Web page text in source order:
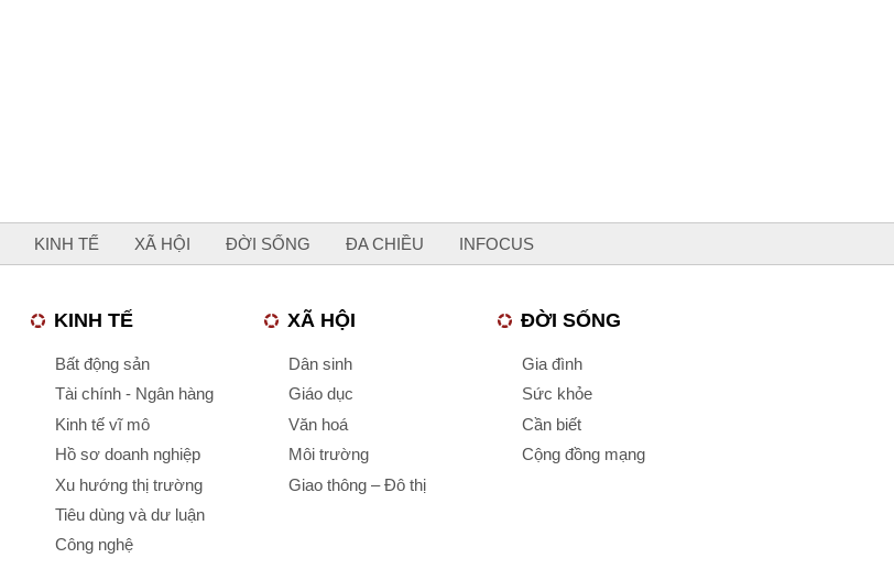
KINH TẾ XÃ HỘI ĐỜI SỐNG ĐA CHIỀU INFOCUS
KINH TẾ
Bất động sản
Tài chính - Ngân hàng
Kinh tế vĩ mô
Hồ sơ doanh nghiệp
Xu hướng thị trường
Tiêu dùng và dư luận
Công nghệ
XÃ HỘI
Dân sinh
Giáo dục
Văn hoá
Môi trường
Giao thông – Đô thị
ĐỜI SỐNG
Gia đình
Sức khỏe
Cần biết
Cộng đồng mạng